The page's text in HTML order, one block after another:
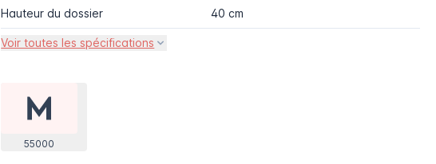
Hauteur du dossier 40 cm
Voir toutes les spécifications
55000